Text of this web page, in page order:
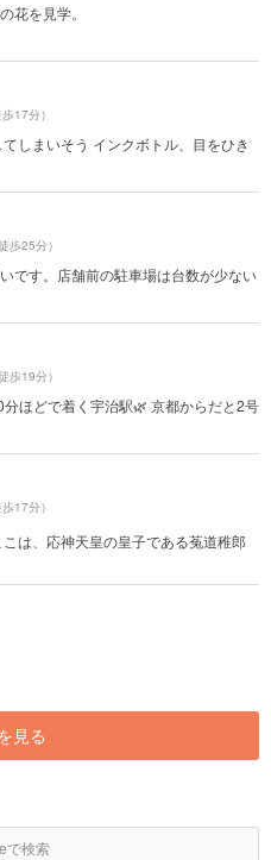
花を見学。
歩17分）
しまいそう インクボトル、目をひき
徒歩25分）
です。店舗前の駐車場は台数が少ない
徒歩19分）
ほどで着く宇治駅🌿 京都からだと2号
歩17分）
は、応神天皇の皇子である菟道稚郎
見る
で検索